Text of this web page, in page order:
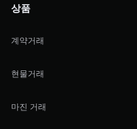
상품
계약거래
현물거래
마진 거래